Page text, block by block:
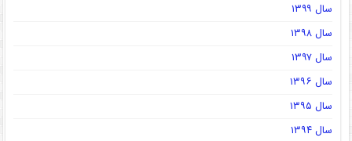
سال ۱۳۹۹
سال ۱۳۹۸
سال ۱۳۹۷
سال ۱۳۹۶
سال ۱۳۹۵
سال ۱۳۹۴